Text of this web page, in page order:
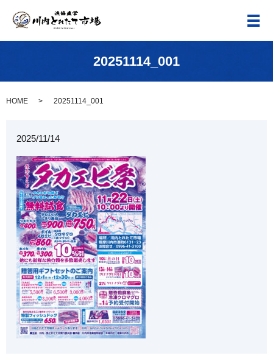
メ
20251114_001
HOME 20251114_001
2025/11/14